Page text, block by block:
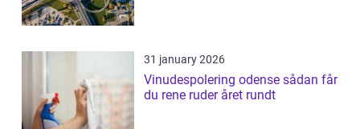
31 january 2026
Vinudespolering odense sådan får
du rene ruder året rundt